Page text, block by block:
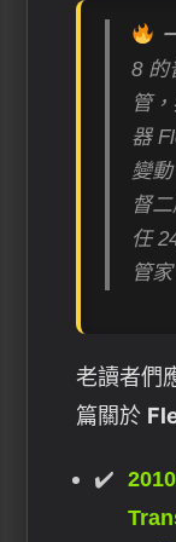
8 的
管
器
變
督
任
管家
老讀者們
篇關於